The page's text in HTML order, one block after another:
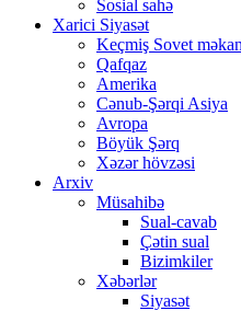
Sosial sahə
Xarici Siyasət
Keçmiş Sovet
Qafqaz
Amerika
Cənub-Şərqi Asiya
Avropa
Böyük Şərq
Xəzər hövzəsi
Arxiv
Müsahibə
Sual-cavab
Çətin sual
Bizimkiler
Xəbərlər
Siyasət